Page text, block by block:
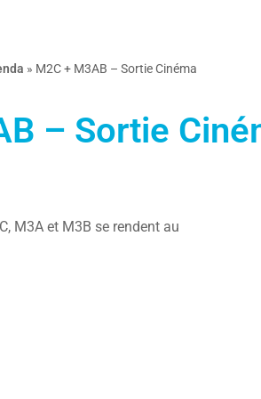
» M2C + M3AB – Sortie Cinéma
– Sortie
M3A et M3B se rendent au